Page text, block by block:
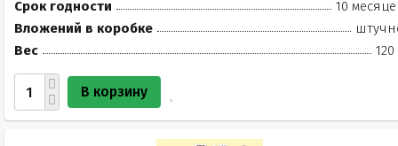
Срок годности
10
Вложений в коробке
Вес
120
В корзину